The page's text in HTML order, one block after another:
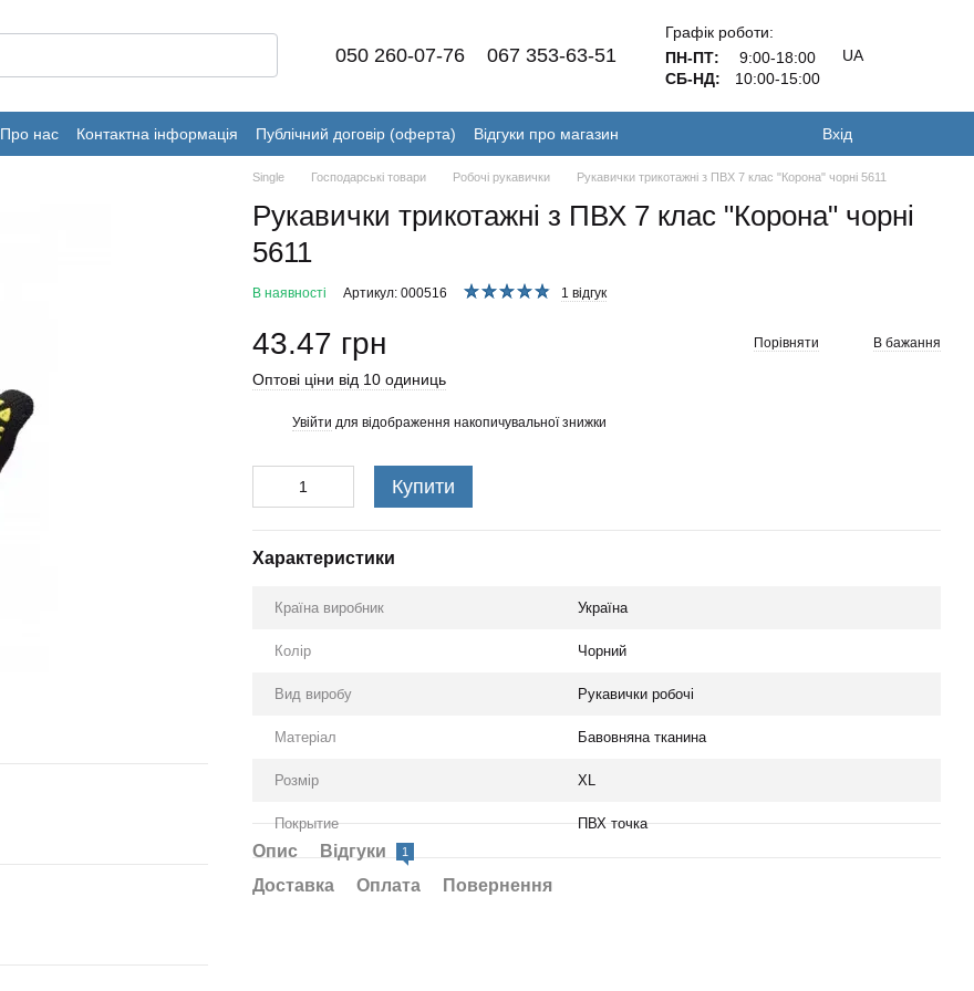
050 260-07-76 067 353-63-51
Графік роботи:
ПН-ПТ:
9:00-18:00
СБ-НД:
10:00-15:00
UA
Про нас Контактна інформація Публічний договір (оферта) Відгуки про магазин Вхід
Single Господарські товари Робочі рукавички Рукавички трикотажні з ПВХ 7 клас "Корона" чорні 5611
Рукавички трикотажні з ПВХ 7 клас "Корона" чорні
5611
В наявності Артикул: 000516 1 відгук
43.47 грн Порівняти В бажання
Оптові ціни від 10 одиниць
Увійти для відображення накопичувальної знижки
Купити
Характеристики
Країна виробник Україна
Колір Чорний
Вид виробу Рукавички робочі
Матеріал Бавовняна тканина
Розмір XL
Покрытие ПВХ точка
Опис Відгуки 1
Доставка Оплата Повернення